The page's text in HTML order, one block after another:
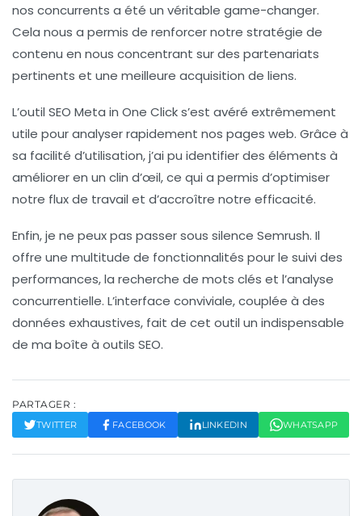
nos concurrents a été un véritable game-changer.
Cela nous a permis de renforcer notre stratégie de
contenu en nous concentrant sur des partenariats
pertinents et une meilleure acquisition de liens.
L’outil SEO Meta in One Clicks’est avéré extrêmement
utile pour analyser rapidement nos pages web. Grâce à
sa facilité d’utilisation, j’ai pu identifier des éléments à
améliorer en un clin d’œil, ce qui a permis d’optimiser
notre flux de travail et d’accroître notre efficacité.
Enfin, je ne peux pas passer sous silence Semrush. Il
offre une multitude de fonctionnalités pour le suivi des
performances, la recherche de mots clés et l’analyse
concurrentielle. L’interface conviviale, couplée à des
données exhaustives, fait de cet outil un indispensable
de ma boîte à outils SEO.
PARTAGER :
TWITTER FACEBOOK LINKEDIN WHATSAPP